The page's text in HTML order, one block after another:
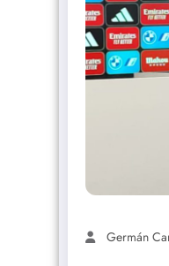
Germán